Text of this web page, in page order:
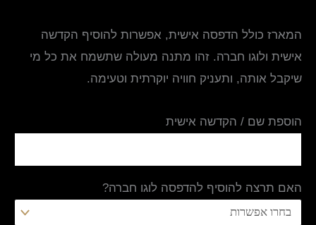
המארז כולל הדפסה אישית, אפשרות להוסיף הקדשה
אישית ולוגו חברה. זהו מתנה מעולה שתשמח את כל מי
שיקבל אותה, ותעניק חוויה יוקרתית וטעימה.
הוספת שם / הקדשה אישית
האם תרצה להוסיף להדפסה לוגו חברה?